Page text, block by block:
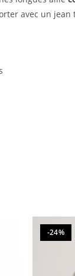
avec un
-24%